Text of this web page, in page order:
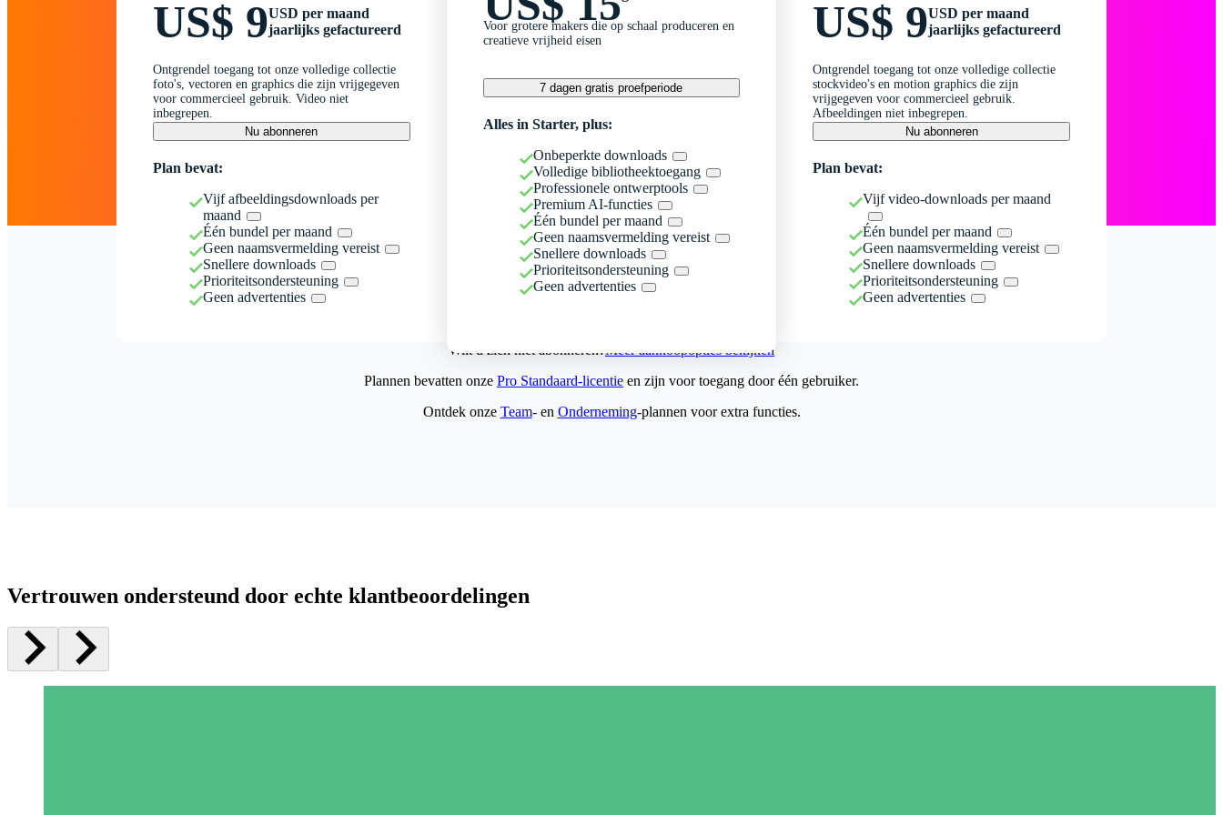
US$ 9USD per maand
jaarlijks gefactureerd
Ontgrendel toegang tot onze volledige collectie
foto's, vectoren en graphics die zijn vrijgegeven
voor commercieel gebruik. Video niet
inbegrepen.
Nu abonneren
Plan bevat:
Vijf afbeeldingsdownloads per
maand
Één bundel per maand
Geen naamsvermelding vereist
Snellere downloads
Prioriteitsondersteuning
Geen advertenties
Voor grotere makers die op schaal produceren en
creatieve vrijheid eisen
7 dagen gratis proefperiode
Alles in Starter, plus:
Onbeperkte downloads
Volledige bibliotheektoegang
Professionele ontwerptools
Premium AI-functies
Één bundel per maand
Geen naamsvermelding vereist
Snellere downloads
Prioriteitsondersteuning
Geen advertenties
US$ 9USD per maand
jaarlijks gefactureerd
Ontgrendel toegang tot onze volledige collectie
stockvideo's en motion graphics die zijn
vrijgegeven voor commercieel gebruik.
Afbeeldingen niet inbegrepen.
Nu abonneren
Plan bevat:
Vijf video-downloads per maand
Één bundel per maand
Geen naamsvermelding vereist
Snellere downloads
Prioriteitsondersteuning
Geen advertenties
Wilt u zich niet abonneren?Meer aankoopopties bekijken
Plannen bevatten onze Pro Standaard-licentie en zijn voor toegang door één gebruiker.
Ontdek onze Team- en Onderneming-plannen voor extra functies.
Vertrouwen ondersteund door echte klantbeoordelingen